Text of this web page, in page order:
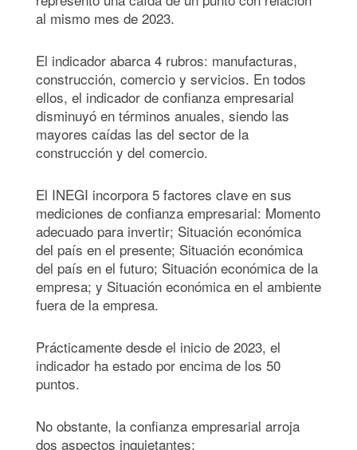
al mismo mes de 2023.
El indicador abarca 4 rubros: manufacturas,
construcción, comercio y servicios. En todos
ellos, el indicador de confianza empresarial
disminuyó en términos anuales, siendo las
mayores caídas las del sector de la
construcción y del comercio.
El INEGI incorpora 5 factores clave en sus
mediciones de confianza empresarial: Momento
adecuado para invertir; Situación económica
del país en el presente; Situación económica
del país en el futuro; Situación económica de la
empresa; y Situación económica en el ambiente
fuera de la empresa.
Prácticamente desde el inicio de 2023, el
indicador ha estado por encima de los 50
puntos.
No obstante, la confianza empresarial arroja
dos aspectos inquietantes: